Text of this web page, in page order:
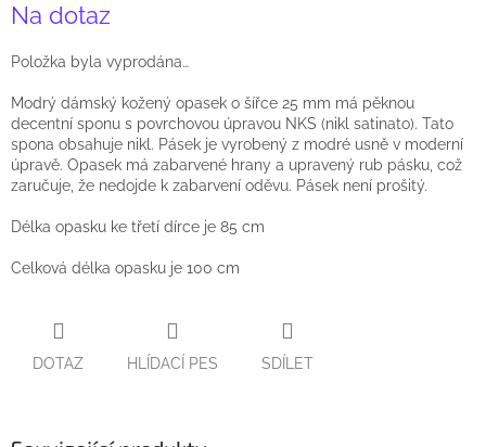
cena:
Na dotaz
Položka byla vyprodána…
Modrý dámský kožený opasek o šířce 25 mm má pěknou
decentní sponu s povrchovou úpravou NKS (nikl satinato). Tato
spona obsahuje nikl. Pásek je vyrobený z modré usně v moderní
úpravě. Opasek má zabarvené hrany a upravený rub pásku, což
zaručuje, že nedojde k zabarvení oděvu. Pásek není prošitý.
Délka opasku ke třetí dírce je 85 cm
Celková délka opasku je 100 cm
DOTAZ HLÍDACÍ PES SDÍLET